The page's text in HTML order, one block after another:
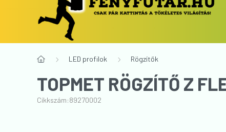
LED profilok Rögzítők
TOPMET RÖGZÍTŐ Z
Cikkszám:89270002